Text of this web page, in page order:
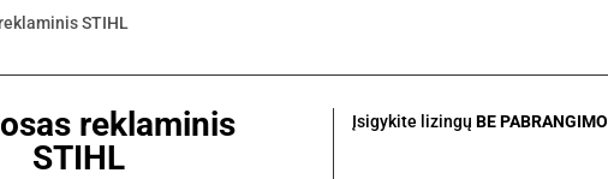
STIHL
reklaminis
STIHL
Įsigykite lizingų BE PABRANGIMO